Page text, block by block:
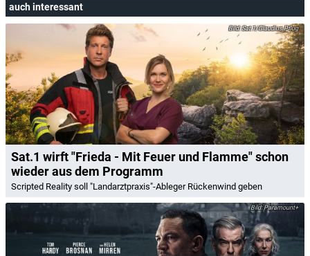
auch interessant
Sat.1/Claudius Pflug
Sat.1 wirft "Frieda - Mit Feuer und Flamme" schon
wieder aus dem Programm
Scripted Reality soll "Landarztpraxis"-Ableger Rückenwind geben
Paramount+